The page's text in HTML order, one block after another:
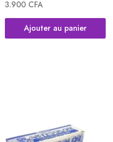
3.900 CFA
Ajouter au panier